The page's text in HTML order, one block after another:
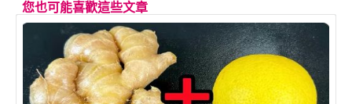
您也可能喜歡這些文章